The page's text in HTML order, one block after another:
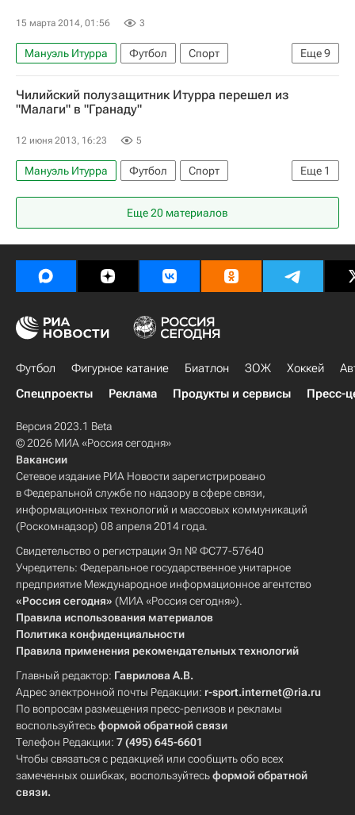
Иван Ракитич
Лионель Месси
15 марта 2014, 01:56 3
Еще9
Мануэль Итурра Футбол
Спорт
Чемпионат Испании по футболу
Гранада
Хетафе
Юссеф Эль-Араби
Чиприан Марика
Чилийский полузащитник Итурра перешел из
"Малаги" в "Гранаду"
12 июня 2013, 16:23 5
Еще 1
Мануэль Итурра Футбол
Спорт
Гранада
Еще 20 материалов
Футбол Фигурное катание Биатлон ЗОЖ Хоккей
Спецпроекты
Реклама Продукты и сервисы Пресс-
Версия 2023.1 Beta
© 2026 МИА «Россия сегодня»
Вакансии
Сетевое издание РИА Новости зарегистрировано
в Федеральной службе по надзору в сфере связи,
информационных технологий и массовых коммуникаций
(Роскомнадзор) 08 апреля 2014 года.
Свидетельство о регистрации Эл № ФС77-57640
Учредитель: Федеральное государственное унитарное
предприятие Международное информационное агентство
«Россия сегодня» (МИА «Россия сегодня»).
Правила использования материалов
Политика конфиденциальности
Правила применения рекомендательных технологий
Главный редактор: Гаврилова А.В.
Адрес электронной почты Редакции: r-sport.internet@ria.ru
По вопросам размещения пресс-релизов и рекламы
воспользуйтесьформой обратной связи
Телефон Редакции: 7 (495) 645-6601
Чтобы связаться с редакцией или сообщить обо всех
замеченных ошибках, воспользуйтесьформой обратной
связи.